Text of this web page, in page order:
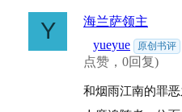
Y 海兰萨领主
yueyue 原创书评
点赞，0回复)
和烟雨江南的罪